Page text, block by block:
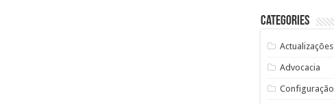
Categories
Actualizações
Advocacia
Configuração